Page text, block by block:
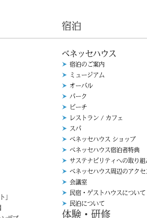
」
宿泊
ベネッセハウス
宿泊のご案内
ミュージアム
オーバル
パーク
ビーチ
レストラン / カフェ
スパ
ベネッセハウス ショップ
ベネッセハウス宿泊者特典
サステナビリティへの取り組
ベネッセハウス周辺のアクセ
会議室
民宿・ゲストハウスについて
民泊について
体験・研修